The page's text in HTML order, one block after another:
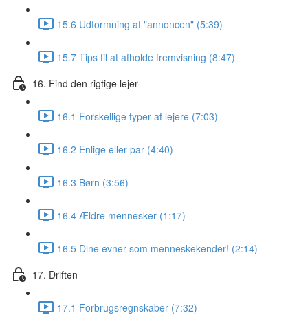
15.6 Udformning af "annoncen" (5:39)
15.7 Tips til at afholde fremvisning (8:47)
16. Find den rigtige lejer
16.1 Forskellige typer af lejere (7:03)
16.2 Enlige eller par (4:40)
16.3 Børn (3:56)
16.4 Ældre mennesker (1:17)
16.5 Dine evner som menneskekender! (2:14)
17. Driften
17.1 Forbrugsregnskaber (7:32)